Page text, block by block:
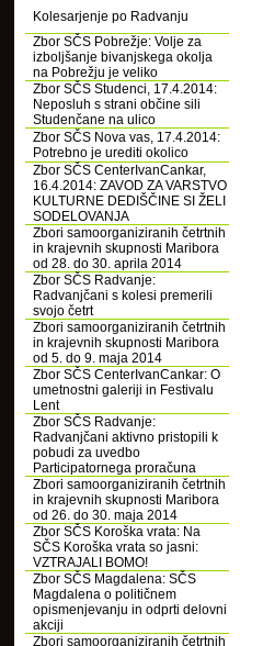
Kolesarjenje po Radvanju
Zbor SČS Pobrežje: Volje za
izboljšanje bivanjskega okolja
na Pobrežju je veliko
Zbor SČS Studenci, 17.4.2014:
Neposluh s strani občine sili
Studenčane na ulico
Zbor SČS Nova vas, 17.4.2014:
Potrebno je urediti okolico
Zbor SČS CenterIvanCankar,
16.4.2014: ZAVOD ZA VARSTVO
KULTURNE DEDIŠČINE SI ŽELI
SODELOVANJA
Zbori samoorganiziranih četrtnih
in krajevnih skupnosti Maribora
od 28. do 30. aprila 2014
Zbor SČS Radvanje:
Radvanjčani s kolesi premerili
svojo četrt
Zbori samoorganiziranih četrtnih
in krajevnih skupnosti Maribora
od 5. do 9. maja 2014
Zbor SČS CenterIvanCankar: O
umetnostni galeriji in Festivalu
Lent
Zbor SČS Radvanje:
Radvanjčani aktivno pristopili k
pobudi za uvedbo
Participatornega proračuna
Zbori samoorganiziranih četrtnih
in krajevnih skupnosti Maribora
od 26. do 30. maja 2014
Zbor SČS Koroška vrata: Na
SČS Koroška vrata so jasni:
VZTRAJALI BOMO!
Zbor SČS Magdalena: SČS
Magdalena o političnem
opismenjevanju in odprti delovni
akciji
Zbori samoorganiziranih četrtnih